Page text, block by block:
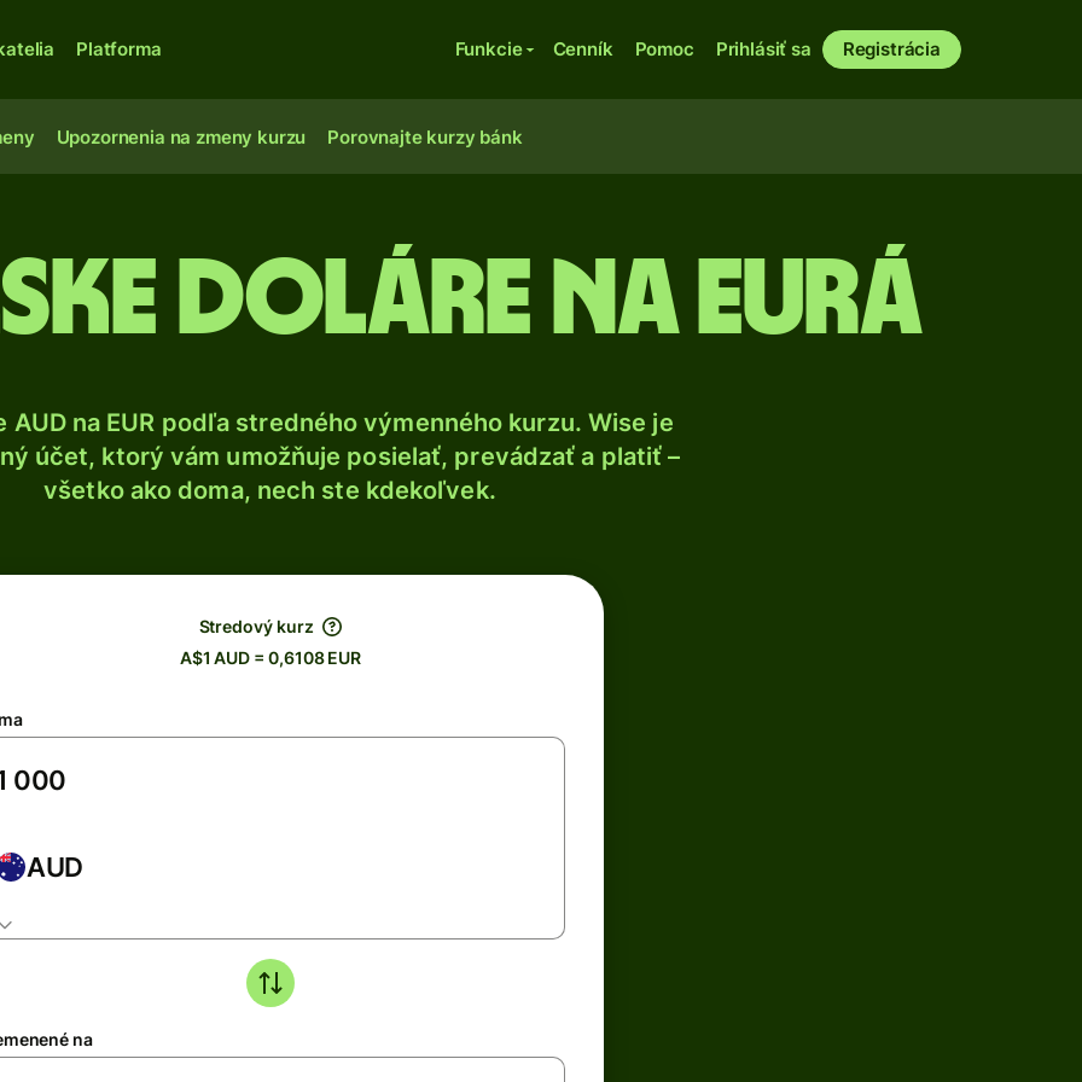
Platforma Funkcie Cenník Pomoc Prihlásiť sa Registrácia
Upozornenia na zmeny kurzu Porovnajte kurzy bánk
doláre na eurá
AUD na EUR podľa stredného výmenného kurzu. Wise je
účet, ktorý vám umožňuje posielať, prevádzať a platiť –
všetko ako doma, nech ste kdekoľvek.
Stredový kurz
A$1 AUD = 0,6108 EUR
AUD
na